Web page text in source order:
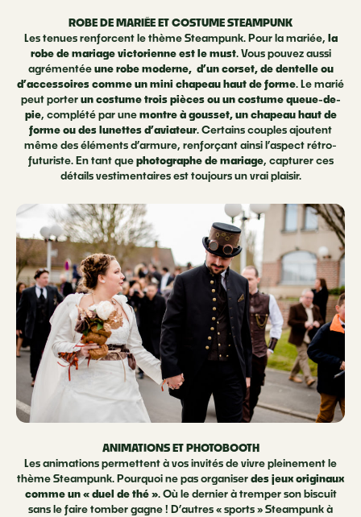
ROBE DE MARIÉE ET COSTUME STEAMPUNK
Les tenues renforcent le thème Steampunk. Pour la mariée, la
robe de mariage victorienne est le must. Vous pouvez aussi
agrémentéeune robe moderne, d’un corset, de dentelle ou
d’accessoires comme un mini chapeau haut de forme. Le marié
peut porterun costume trois pièces ou un costume queue-de-
pie, complété par unemontre à gousset, un chapeau haut de
forme ou des lunettes d’aviateur. Certains couples ajoutent
même des éléments d’armure, renforçant ainsi l’aspect rétro-
futuriste. En tant quephotographe de mariage, capturer ces
détails vestimentaires est toujours un vrai plaisir.
ANIMATIONS ET PHOTOBOOTH
Les animations permettent à vos invités de vivre pleinement le
thème Steampunk. Pourquoi ne pas organiserdes jeux originaux
comme un « duel de thé ». Où le dernier à tremper son biscuit
sans le faire tomber gagne ! D’autres « sports » Steampunk à